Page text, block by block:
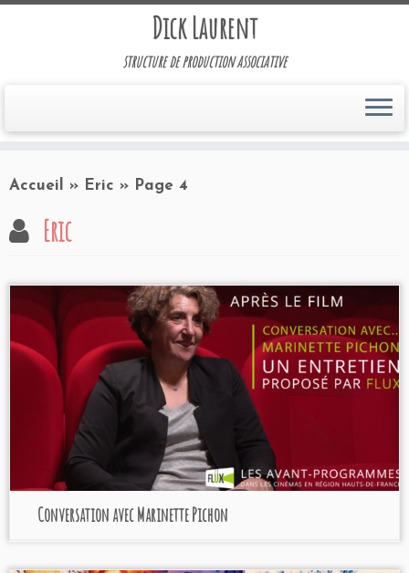
Dick Laurent
structure de production associative
Accueil » Eric » Page 4
Eric
Conversation avec Marinette Pichon